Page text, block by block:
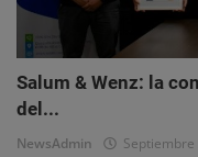
Salum & Wenz: la
del...
NewsAdmin Septiembre